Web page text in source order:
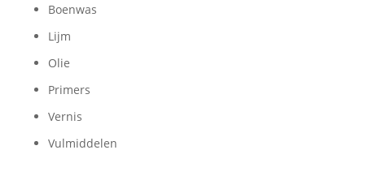
Boenwas
Lijm
Olie
Primers
Vernis
Vulmiddelen